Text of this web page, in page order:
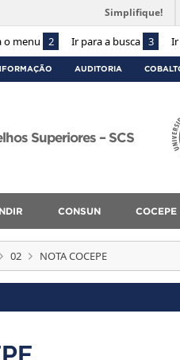
o menu 2 Ir para a busca 3
Simplifique!
AUDITORIA
Superiores – SCS
CONSUN COCEPE
02 NOTA COCEPE